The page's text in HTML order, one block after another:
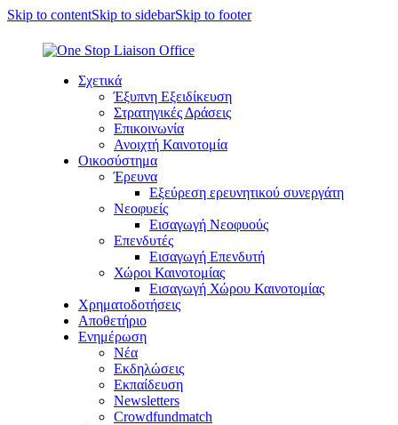
Skip to contentSkip to sidebarSkip to footer
Σχετικά
Έξυπνη Εξειδίκευση
Στρατηγικές Δράσεις
Επικοινωνία
Ανοιχτή Καινοτομία
Οικοσύστημα
Έρευνα
Εξεύρεση ερευνητικού συνεργάτη
Νεοφυείς
Εισαγωγή Νεοφυούς
Επενδυτές
Εισαγωγή Επενδυτή
Χώροι Καινοτομίας
Εισαγωγή Χώρου Καινοτομίας
Χρηματοδοτήσεις
Αποθετήριο
Ενημέρωση
Νέα
Εκδηλώσεις
Εκπαίδευση
Newsletters
Crowdfundmatch